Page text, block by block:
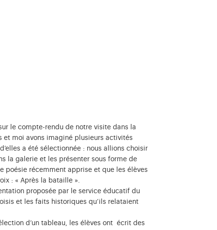
le compte-rendu de notre visite dans la
et moi avons imaginé plusieurs activités
a été sélectionnée : nous allions choisir
la galerie et les présenter sous forme de
poésie récemment apprise et que les élèves
: « Après la bataille ».
proposée par le service éducatif du
et les faits historiques qu’ils relataient
d’un tableau, les élèves ont écrit des